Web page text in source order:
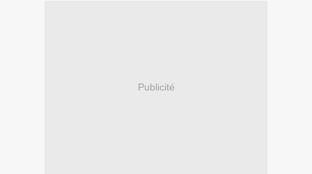
Publicité